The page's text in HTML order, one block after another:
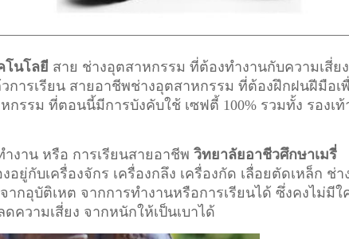
โนโลยี สาย ช่างอุตสาหกรรม ที่ต้องทำงานกับความเสี่ยง
การเรียน สายอาชีพช่างอุตสาหกรรมที่ต้องฝึกฝนฝีมือเ
กรรม ที่ตอนนี้มีการบังคับใช้ เซฟตี้ 100% รวมทั้ง รองเท้
งาน หรือ การเรียนสายอาชีพวิทยาลัยอาชีวศึกษาเมรี่
ยู่กับเครื่องจักร เครื่องกลึง เครื่องกัด เลื่อยตัดเหล็ก ช่า
กอุบัติเหต จากการทำงานหรือการเรียนได้ ซึ่งคงไม่มีใ
ความเสี่ยง จากหนักให้เป็นเบาได้